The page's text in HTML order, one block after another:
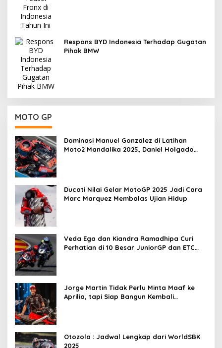
Respons BYD Indonesia Terhadap Gugatan
Pihak BMW
MOTO GP
Dominasi Manuel Gonzalez di Latihan
Moto2 Mandalika 2025, Daniel Holgado
Ducati Nilai Gelar MotoGP 2025 Jadi Cara
Marc Marquez Membalas Ujian Hidup
Veda Ega dan Kiandra Ramadhipa Curi
Perhatian di 10 Besar JuniorGP dan ETC
Jorge Martin Tidak Perlu Minta Maaf ke
Aprilia, tapi Siap Bangun Kembali
Otozola : Jadwal Lengkap dari WorldSBK
2025